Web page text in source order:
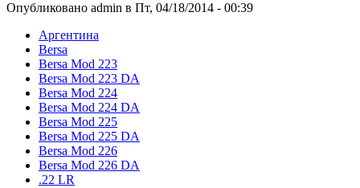
Опубликовано admin в Пт, 04/18/2014 - 00:39
Аргентина
Bersa
Bersa Mod 223
Bersa Mod 223 DA
Bersa Mod 224
Bersa Mod 224 DA
Bersa Mod 225
Bersa Mod 225 DA
Bersa Mod 226
Bersa Mod 226 DA
.22 LR